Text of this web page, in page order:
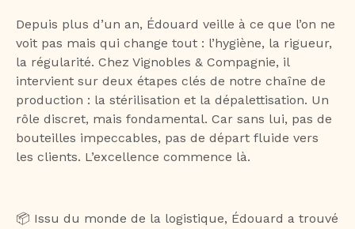
Depuis plus d’un an, Édouard veille à ce que l’on ne
voit pas mais qui change tout : l’hygiène, la rigueur,
la régularité. Chez Vignobles & Compagnie, il
intervient sur deux étapes clés de notre chaîne de
production : la stérilisation et la dépalettisation. Un
rôle discret, mais fondamental. Car sans lui, pas de
bouteilles impeccables, pas de départ fluide vers
les clients. L’excellence commence là.
📦 Issu du monde de la logistique, Édouard a trouvé